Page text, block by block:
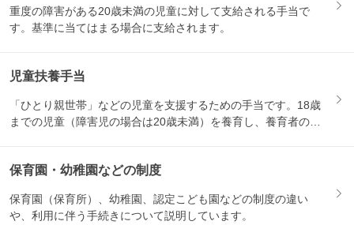
重度の障害がある20歳未満の児童に対して支給される手当で
す。基準に当てはまる場合に支給されます。
児童扶養手当
「ひとり親世帯」などの児童を支援するための手当です。18歳
までの児童（障害児の場合は20歳未満）を養育し、養育者の所
保育園・幼稚園などの制度
保育園（保育所）、幼稚園、認定こども園などの制度の違い
や、利用に伴う手続きについて説明しています。